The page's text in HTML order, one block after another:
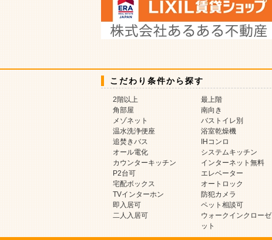
こだわり条件から探す
2階以上
最上階
角部屋
南向き
メゾネット
バストイレ別
温水洗浄便座
浴室乾燥機
追焚きバス
IHコンロ
オール電化
システムキッチン
カウンターキッチン
インターネット無料
P2台可
エレベーター
宅配ボックス
オートロック
TVインターホン
防犯カメラ
即入居可
ペット相談可
二人入居可
ウォークインクローゼ
ット